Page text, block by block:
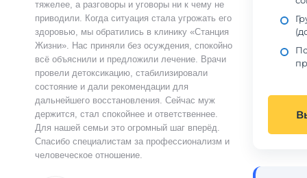
тяжелее, а разговоры и уговоры ни к чему не
приводили. Когда ситуация стала угрожать его
здоровью, мы обратились в клинику «Станция
Жизни». Нас приняли без осуждения, спокойно
всё объяснили и предложили лечение. Врачи
провели детоксикацию, стабилизировали
состояние и дали рекомендации для
дальнейшего восстановления. Сейчас муж
держится, стал спокойнее и ответственнее.
Для нашей семьи это огромный шаг вперёд.
Спасибо специалистам за профессионализм и
человеческое отношение.
«Станция
полностью
страшно и
чувства быстро
выслушал,
лечения я
почувствовал